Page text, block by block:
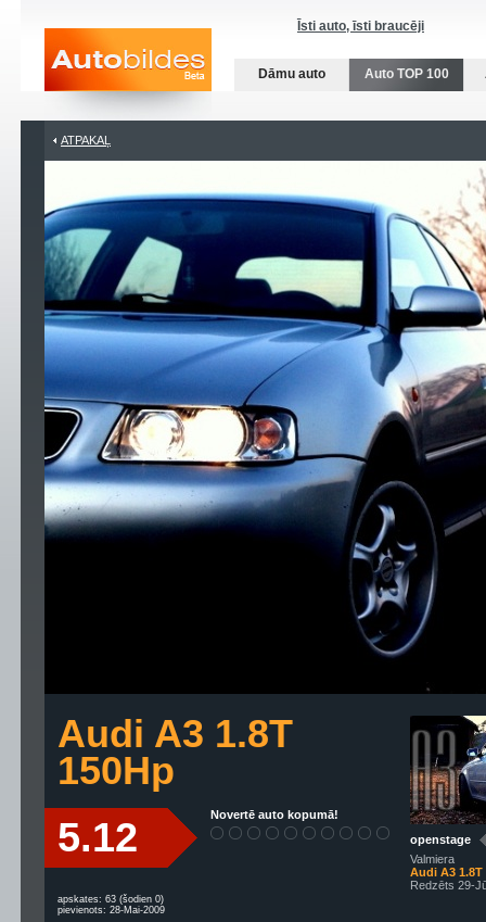
Īsti auto, īsti braucēji
Dāmu auto Auto TOP 100
ATPAKAĻ
Audi A3 1.8T
150Hp
5.12 Novertē auto kopumā!
apskates: 63 (šodien 0)
pievienots: 28-Mai-2009
openstage
Valmiera
Audi A3 1.8T
Redzēts 29-